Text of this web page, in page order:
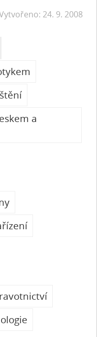
24. 9. 2008
a